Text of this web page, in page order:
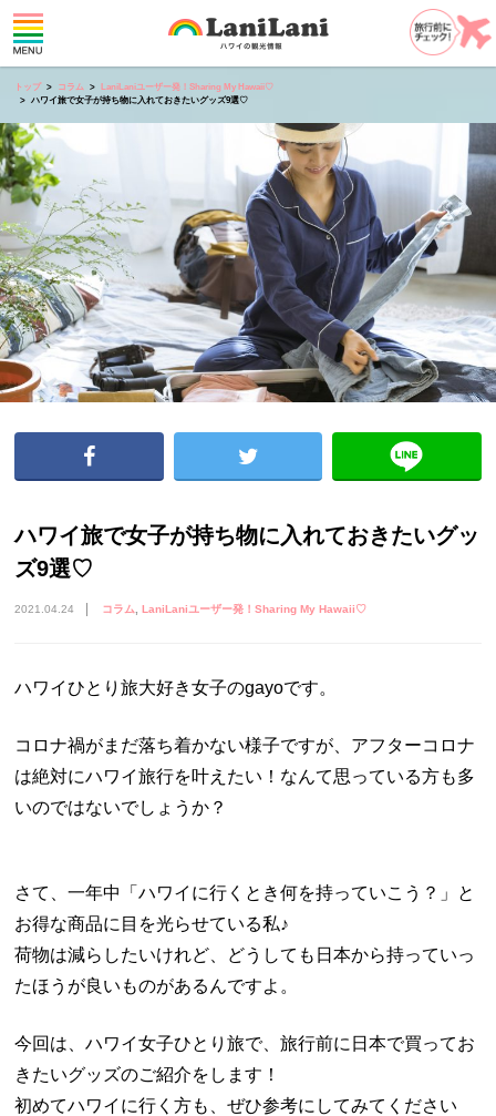
トップ コラム
LaniLaniユーザー発！Sharing My Hawaii♡
ハワイ旅で女子が持ち物に入れておきたいグッズ9選♡
ハワイ旅で女子が持ち物に入れておきたいグッ
ズ9選♡
2021.04.24 コラム LaniLaniユーザー発！Sharing My Hawaii♡
ハワイひとり旅大好き女子のgayoです。
コロナ禍がまだ落ち着かない様子ですが、アフターコロナ
は絶対にハワイ旅行を叶えたい！なんて思っている方も多
いのではないでしょうか？
さて、一年中「ハワイに行くとき何を持っていこう？」と
お得な商品に目を光らせている私♪
荷物は減らしたいけれど、どうしても日本から持っていっ
たほうが良いものがあるんですよ。
今回は、ハワイ女子ひとり旅で、旅行前に日本で買ってお
きたいグッズのご紹介をします！
初めてハワイに行く方も、ぜひ参考にしてみてください